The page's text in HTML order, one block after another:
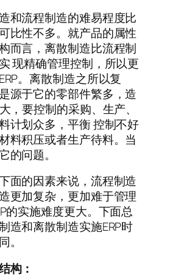
和流程制造的难易程度比
比性不多。就产品的属性
而言，离散制造比流程制
现精确管理控制，所以更
。离散制造之所以复
源于它的零部件繁多，造
，要控制的采购、生产、
计划众多，平衡 控制不好
料积压或者生产待料。当
的问题。
面的因素来说，流程制造
更加复杂，更加难于管理
的实施难度更大。下面总
造和离散制造实施ERP时
。
构：